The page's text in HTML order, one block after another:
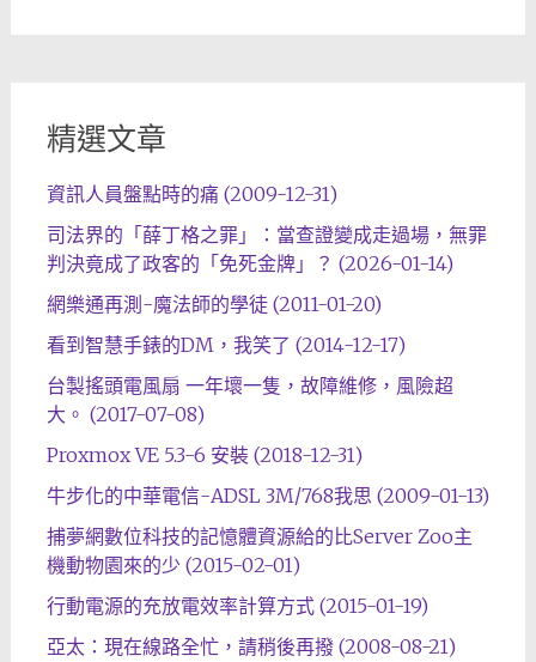
精選文章
資訊人員盤點時的痛 (2009-12-31)
司法界的「薛丁格之罪」：當查證變成走過場，無罪
判決竟成了政客的「免死金牌」？ (2026-01-14)
網樂通再測-魔法師的學徒 (2011-01-20)
看到智慧手錶的DM，我笑了 (2014-12-17)
台製搖頭電風扇 一年壞一隻，故障維修，風險超
大。 (2017-07-08)
Proxmox VE 5.3-6 安裝 (2018-12-31)
牛步化的中華電信-ADSL 3M/768我思 (2009-01-13)
捕夢網數位科技的記憶體資源給的比Server Zoo主
機動物園來的少 (2015-02-01)
行動電源的充放電效率計算方式 (2015-01-19)
亞太：現在線路全忙，請稍後再撥 (2008-08-21)